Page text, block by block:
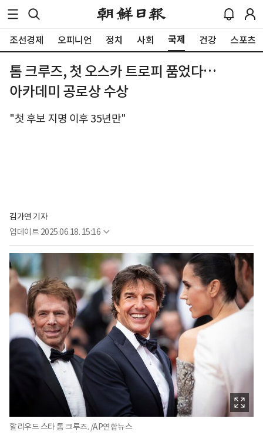
조선경제 오피니언 정치 사회 국제 건강 스포츠
톰 크루즈, 첫 오스카 트로피 품었다…
아카데미 공로상 수상
"첫 후보 지명 이후 35년만"
김가연 기자
업데이트 2025.06.18. 15:16
할리우드 스타 톰 크루즈. /AP연합뉴스